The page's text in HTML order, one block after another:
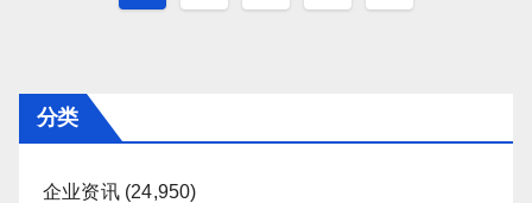
章
分类
企业资讯(24,950)